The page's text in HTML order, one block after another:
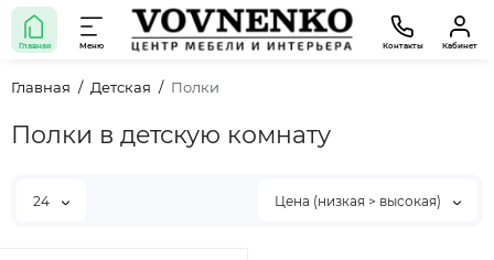
Главная Меню Контакты Кабинет
Главная Детская Полки
Полки в детскую комнату
24 Цена (низкая > высокая)